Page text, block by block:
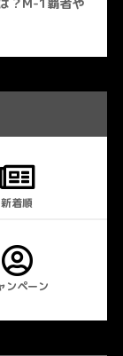
？M-1覇者や
新着順
ンペーン